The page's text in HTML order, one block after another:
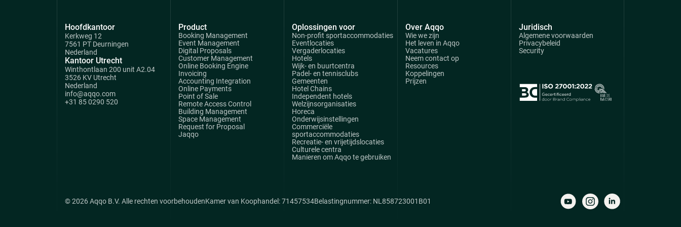
Hoofdkantoor
Kerkweg 12
7561 PT Deurningen
Nederland
Kantoor Utrecht
Winthontlaan 200 unit A2.04
3526 KV Utrecht
Nederland
info@aqqo.com
+31 85 0290 520
Product
Booking Management
Event Management
Digital Proposals
Customer Management
Online Booking Engine
Invoicing
Accounting Integration
Online Payments
Point of Sale
Remote Access Control
Building Management
Space Management
Request for Proposal
Jaqqo
Oplossingen voor
Non-profit sportaccommodaties
Eventlocaties
Vergaderlocaties
Hotels
Wijk- en buurtcentra
Padel- en tennisclubs
Gemeenten
Hotel Chains
Independent hotels
Welzijnsorganisaties
Horeca
Onderwijsinstellingen
Commerciële
sportaccommodaties
Recreatie- en vrijetijdslocaties
Culturele centra
Manieren om Aqqo te gebruiken
Over Aqqo
Wie we zijn
Het leven in Aqqo
Vacatures
Neem contact op
Resources
Koppelingen
Prijzen
Juridisch
Algemene voorwaarden
Privacybeleid
Security
© 2026 Aqqo B.V. Alle rechten voorbehoudenKamer van Koophandel: 71457534Belastingnummer: NL858723001B01